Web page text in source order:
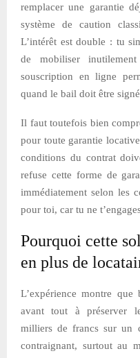
remplacer une garantie
système de caution
L’intérêt est double : tu
de mobiliser
souscription en ligne
quand le bail doit être
Il faut toutefois bien
pour toute garantie
conditions du contrat
refuse cette forme de
immédiatement selon les
pour toi, car tu ne
Pourquoi cette
en plus de
L’expérience montre que
avant tout à préserver
milliers de francs sur un
contraignant, surtout au